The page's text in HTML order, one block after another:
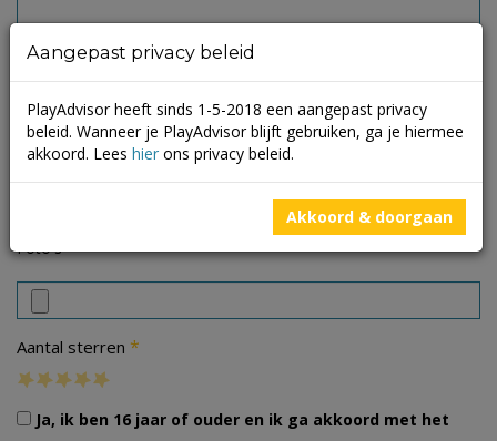
Foto's
Aantal sterren *
Ja, ik ben 16 jaar of ouder en ik ga akkoord met het
Aangepast privacy beleid
PlayAdvisor heeft sinds 1-5-2018 een aangepast privacy
beleid. Wanneer je PlayAdvisor blijft gebruiken, ga je hiermee
akkoord. Lees hier ons privacy beleid.
Akkoord & doorgaan